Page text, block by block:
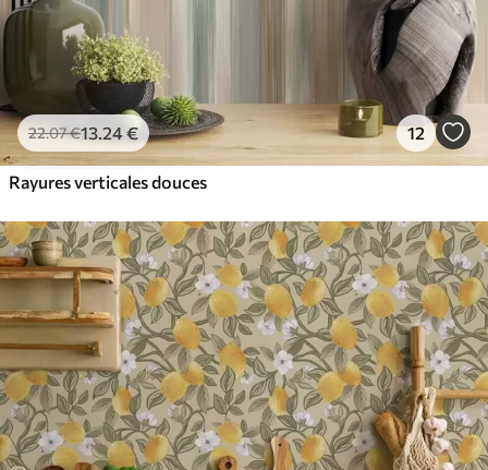
22.07€13.24€ 12
Rayures verticales douces